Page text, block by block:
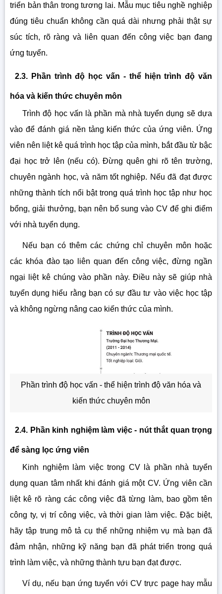
triển bản thân trong tương lai. Mẫu mục tiêu nghề nghiệp
đúng tiêu chuẩn không cần quá dài nhưng phải thật sự
súc tích, rõ ràng và liên quan đến công việc bạn đang
ứng tuyển.
2.3. Phần trình độ học vấn - thể hiện trình độ văn
hóa và kiến thức chuyên môn
Trình độ học vấn là phần mà nhà tuyển dụng sẽ dựa
vào để đánh giá nền tảng kiến thức của ứng viên. Ứng
viên nên liệt kê quá trình học tập của mình, bắt đầu từ bậc
đại học trở lên (nếu có). Đừng quên ghi rõ tên trường,
chuyên ngành học, và năm tốt nghiệp. Nếu đã đạt được
những thành tích nổi bật trong quá trình học tập như học
bổng, giải thưởng, bạn nên bổ sung vào CV để ghi điểm
với nhà tuyển dụng.
Nếu bạn có thêm các chứng chỉ chuyên môn hoặc
các khóa đào tạo liên quan đến công việc, đừng ngần
ngại liệt kê chúng vào phần này. Điều này sẽ giúp nhà
tuyển dụng hiểu rằng bạn có sự đầu tư vào việc học tập
và không ngừng nâng cao kiến thức của mình.
Phần trình độ học vấn - thể hiện trình độ văn hóa và
kiến thức chuyên môn
2.4. Phần kinh nghiệm làm việc - nút thắt quan trọng
để sàng lọc ứng viên
Kinh nghiệm làm việc trong CV là phần nhà tuyển
dụng quan tâm nhất khi đánh giá một CV. Ứng viên cần
liệt kê rõ ràng các công việc đã từng làm, bao gồm tên
công ty, vị trí công việc, và thời gian làm việc. Đặc biệt,
hãy tập trung mô tả cụ thể những nhiệm vụ mà bạn đã
đảm nhận, những kỹ năng bạn đã phát triển trong quá
trình làm việc, và những thành tựu bạn đạt được.
Ví dụ, nếu bạn ứng tuyển với CV trực page hay mẫu